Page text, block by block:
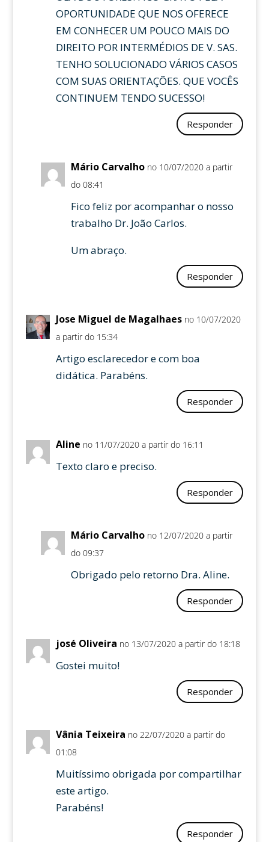
OPORTUNIDADE QUE NOS OFERECE
EM CONHECER UM POUCO MAIS DO
DIREITO POR INTERMÉDIOS DE V. SAS.
TENHO SOLUCIONADO VÁRIOS CASOS
COM SUAS ORIENTAÇÕES. QUE VOCÊS
CONTINUEM TENDO SUCESSO!
Responder
Mário Carvalho no 10/07/2020 a partir
do 08:41
Fico feliz por acompanhar o nosso
trabalho Dr. João Carlos.
Um abraço.
Responder
Jose Miguel de Magalhaes no 10/07/2020
a partir do 15:34
Artigo esclarecedor e com boa
didática. Parabéns.
Responder
Aline no 11/07/2020 a partir do 16:11
Texto claro e preciso.
Responder
Mário Carvalho no 12/07/2020 a partir
do 09:37
Obrigado pelo retorno Dra. Aline.
Responder
josé Oliveira no 13/07/2020 a partir do 18:18
Gostei muito!
Responder
Vânia Teixeira no 22/07/2020 a partir do
01:08
Muitíssimo obrigada por compartilhar
este artigo.
Parabéns!
Responder